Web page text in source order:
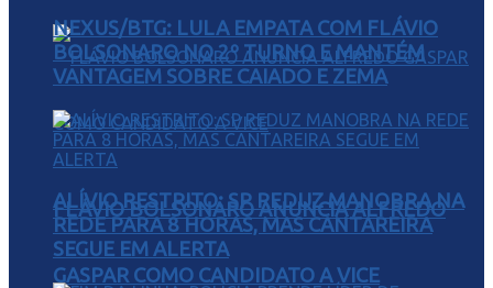
FLÁVIO BOLSONARO ANUNCIA ALFREDO
GASPAR COMO CANDIDATO A VICE
NEXUS/BTG: LULA EMPATA COM FLÁVIO
BOLSONARO NO 2º TURNO E MANTÉM
VANTAGEM SOBRE CAIADO E ZEMA
ALÍVIO RESTRITO: SP REDUZ MANOBRA NA
REDE PARA 8 HORAS, MAS CANTAREIRA
SEGUE EM ALERTA